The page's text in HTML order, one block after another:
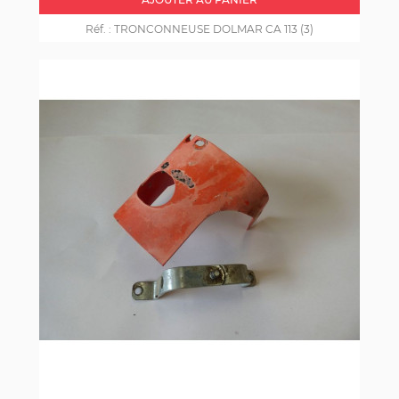
Réf. : TRONCONNEUSE DOLMAR CA 113 (3)